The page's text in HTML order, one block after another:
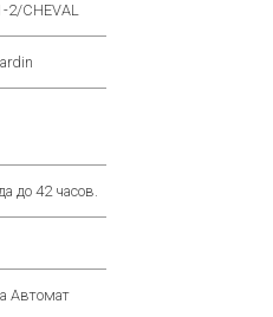
2/CHEVAL
до 42 часов.
Автомат